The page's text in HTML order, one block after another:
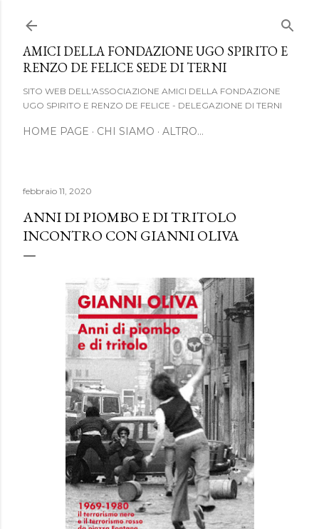
AMICI DELLA FONDAZIONE UGO SPIRITO E
RENZO DE FELICE SEDE DI TERNI
SITO WEB DELL'ASSOCIAZIONE AMICI DELLA FONDAZIONE
UGO SPIRITO E RENZO DE FELICE - DELEGAZIONE DI TERNI
HOME PAGE CHI SIAMO ALTRO…
febbraio 11, 2020
ANNI DI PIOMBO E DI TRITOLO
INCONTRO CON GIANNI OLIVA